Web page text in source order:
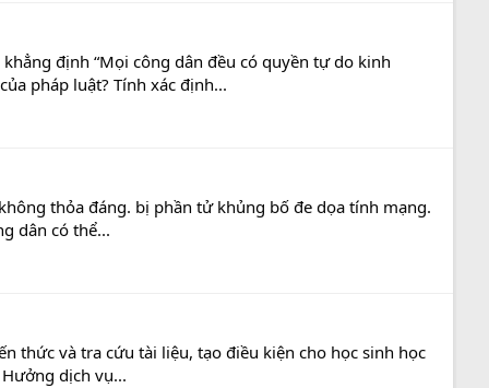
định “Mọi công dân đều có quyền tự do kinh
pháp luật? Tính xác định...
thỏa đáng. bị phần tử khủng bố đe dọa tính mạng.
dân có thể...
thức và tra cứu tài liệu, tạo điều kiện cho học sinh học
dịch vụ...